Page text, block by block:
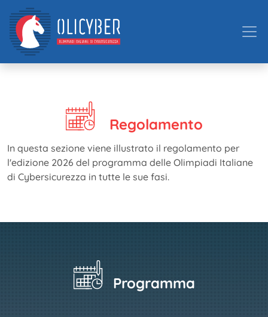
Regolamento
In questa sezione viene illustrato il regolamento per
l'edizione 2026 del programma delle Olimpiadi Italiane
di Cybersicurezza in tutte le sue fasi.
Programma